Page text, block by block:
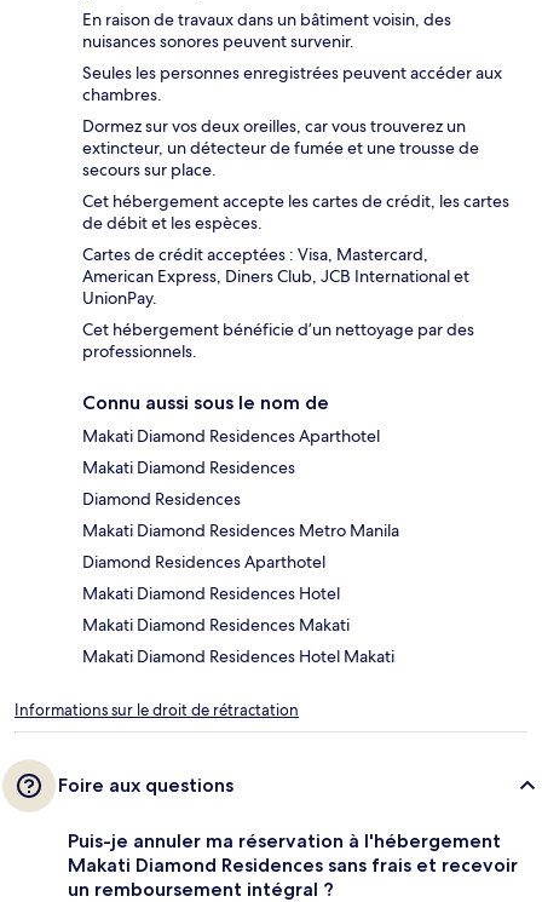
En raison de travaux dans un bâtiment voisin, des
nuisances sonores peuvent survenir.
Seules les personnes enregistrées peuvent accéder aux
chambres.
Dormez sur vos deux oreilles, car vous trouverez un
extincteur, un détecteur de fumée et une trousse de
secours sur place.
Cet hébergement accepte les cartes de crédit, les cartes
de débit et les espèces.
Cartes de crédit acceptées : Visa, Mastercard,
American Express, Diners Club, JCB International et
UnionPay.
Cet hébergement bénéficie d’un nettoyage par des
professionnels.
Connu aussi sous le nom de
Makati Diamond Residences Aparthotel
Makati Diamond Residences
Diamond Residences
Makati Diamond Residences Metro Manila
Diamond Residences Aparthotel
Makati Diamond Residences Hotel
Makati Diamond Residences Makati
Makati Diamond Residences Hotel Makati
Informations sur le droit de rétractation
Foire aux questions
Puis-je annuler ma réservation à l'hébergement
Makati Diamond Residences sans frais et recevoir
un remboursement intégral ?